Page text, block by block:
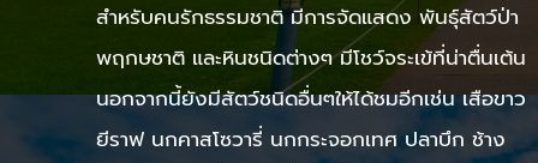
สำหรับคนรักธรรมชาติ มีการจัดแสดง พันธุ์สัตว์ป่า
พฤกษชาติ และหินชนิดต่างๆ มีโชว์จระเข้ที่น่าตื่นเต้น
นอกจากนี้ยังมีสัตว์ชนิดอื่นๆให้ได้ชมอีกเช่น เสือขาว
ยีราฟ นกคาสโซวารี่ นกกระจอกเทศ ปลาบึก ช้าง